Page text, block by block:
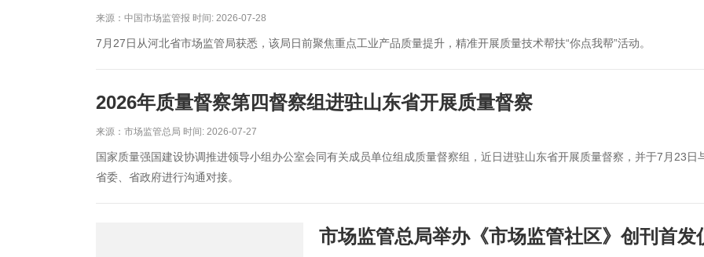
来源：中国市场监管报 时间: 2026-07-28
7月27日从河北省市场监管局获悉，该局日前聚焦重点工业产品质量提升，精准开展质量技术帮扶“你点我帮”活动。
2026年质量督察第四督察组进驻山东省开展质量督察
来源：市场监管总局 时间: 2026-07-27
国家质量强国建设协调推进领导小组办公室会同有关成员单位组成质量督察组，近日进驻山东省开展质量督察，并于7月23日
省委、省政府进行沟通对接。
市场监管总局举办《市场监管社区》创刊首发